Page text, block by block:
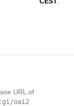
URL of
oai2